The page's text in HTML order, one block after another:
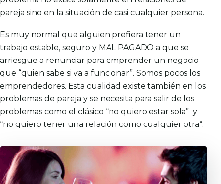
pareja sino en la situación de casi cualquier persona.
Es muy normal que alguien prefiera tener un
trabajo estable, seguro y MAL PAGADO a que se
arriesgue a renunciar para emprender un negocio
que “quien sabe si va a funcionar”. Somos pocos los
emprendedores. Esta cualidad existe también en los
problemas de pareja y se necesita para salir de los
problemas como el clásico “no quiero estar sola” y
“no quiero tener una relación como cualquier otra“.